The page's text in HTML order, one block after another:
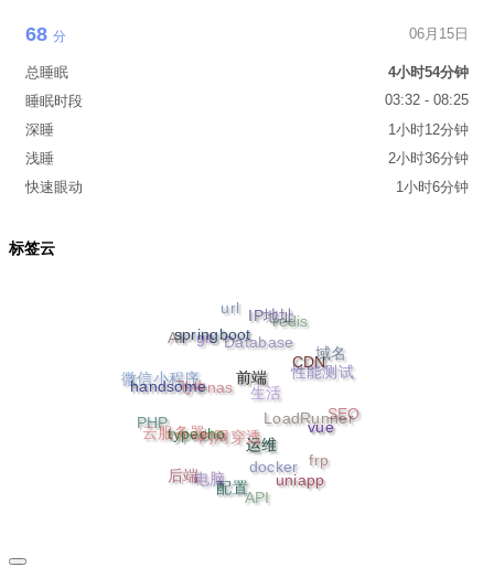
68 分 06月15日
总睡眠
4小时54分钟
睡眠时段
03:32 - 08:25
深睡
1小时12分钟
浅睡
2小时36分钟
快速眼动
1小时6分钟
标签云
handsome
PHP
后端 配置
运维
springboot
AI
微信小程序
云服务器
电脑
API
uniapp
vue
CDN
IP地址
url
git
飞牛nas
内网穿透
docker
frp
SEO
域名
redis
Database
生活
LoadRunner
性能测试